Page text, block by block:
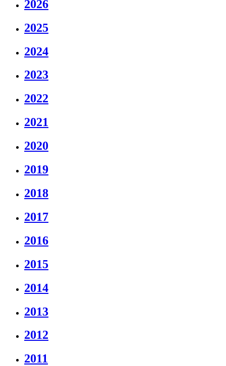
2026
2025
2024
2023
2022
2021
2020
2019
2018
2017
2016
2015
2014
2013
2012
2011